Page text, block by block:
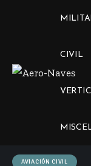
CIVIL
AVIACIÓN CIVIL